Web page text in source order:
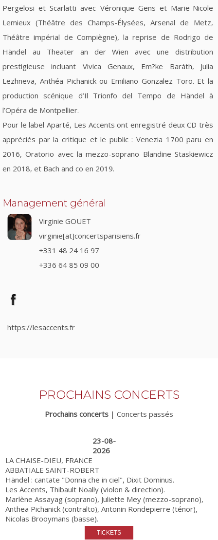
Pergelosi et Scarlatti avec Véronique Gens et Marie-Nicole
Lemieux (Théâtre des Champs-Élysées, Arsenal de Metz,
Théâtre impérial de Compiègne), la reprise de Rodrigo de
Händel au Theater an der Wien avec une distribution
prestigieuse incluant Vivica Genaux, Em?ke Baráth, Julia
Lezhneva, Anthéa Pichanick ou Emiliano Gonzalez Toro. Et la
production scénique d’Il Trionfo del Tempo de Händel à
l’Opéra de Montpellier.
Pour le label Aparté, Les Accents ont enregistré deux CD très
appréciés par la critique et le public : Venezia 1700 paru en
2016, Oratorio avec la mezzo-soprano Blandine Staskiewicz
en 2018, et Bach and co en 2019.
Management général
Virginie GOUET
virginie[at]concertsparisiens.fr
+331 48 24 16 97
+336 64 85 09 00
https://lesaccents.fr
PROCHAINS CONCERTS
Prochains concerts | Concerts passés
23-08-
2026
LA CHAISE-DIEU, FRANCE
ABBATIALE SAINT-ROBERT
Händel : cantate "Donna che in ciel", Dixit Dominus.
Les Accents, Thibault Noally (violon & direction).
Marlène Assayag (soprano), Juliette Mey (mezzo-soprano),
Anthea Pichanick (contralto), Antonin Rondepierre (ténor),
Nicolas Brooymans (basse).